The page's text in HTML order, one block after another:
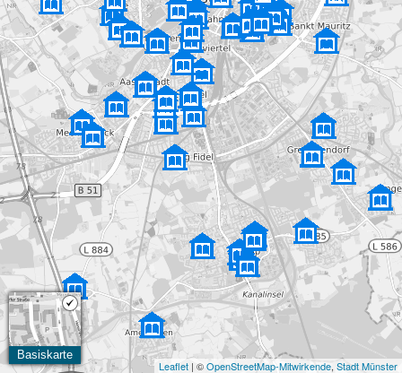
Basiskarte
Leaflet | ©OpenStreetMap-Mitwirkende, Stadt Münster